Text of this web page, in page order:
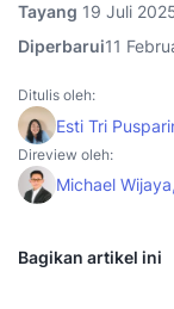
Tayang 19 Juli
Diperbarui11
Ditulis oleh:
Esti Tri
Direview oleh:
Michael
Bagikan artikel ini